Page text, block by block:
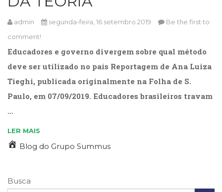
(418)
Comunicação
Corpo
e
Movimento
(226)
Crescimento
Criatividade
(14)
Economia,
admin segunda-feira, 16 setembro 2019
Be the first to
comment!
Educadores e governo divergem sobre qual método
deve ser utilizado no país Reportagem de Ana Luiza
Tieghi, publicada originalmente na Folha de S.
Paulo, em 07/09/2019. Educadores brasileiros travam
…
LER MAIS
Blog do Grupo Summus
Busca